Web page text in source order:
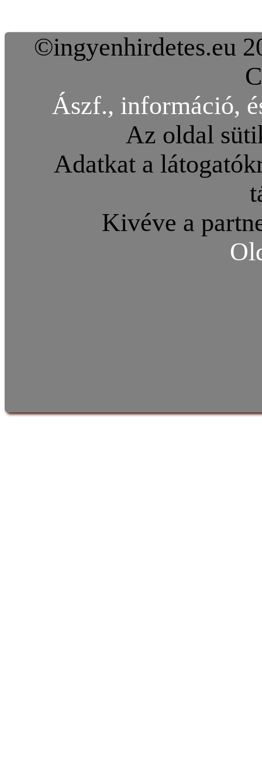
©ingyenhirdetes.eu
Ászf., információ,
Az oldal
Adatkat a
Kivéve a